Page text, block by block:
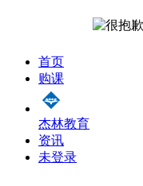
首页
购课
杰林教育
资讯
未登录